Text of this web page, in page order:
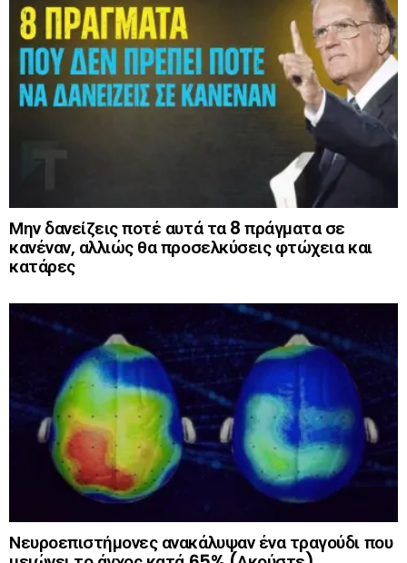
Μην δανείζεις ποτέ αυτά τα 8 πράγματα σε
κανέναν, αλλιώς θα προσελκύσεις φτώχεια και
κατάρες
Νευροεπιστήμονες ανακάλυψαν ένα τραγούδι που